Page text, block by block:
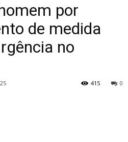
por
de medida
no
0
415